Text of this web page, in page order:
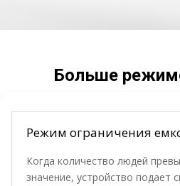
Больше
Режим ограничения
Когда количество людей
значение, устройство подает